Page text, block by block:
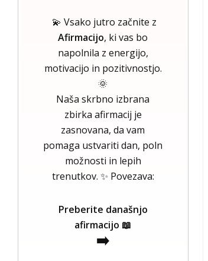
💫 Vsako jutro začnite z
Afirmacijo, ki vas bo
napolnila z energijo,
motivacijo in pozitivnostjo.
🌞
Naša skrbno izbrana
zbirka afirmacij je
zasnovana, da vam
pomaga ustvariti dan, poln
možnosti in lepih
trenutkov. ✨ Povezava:
Preberite današnjo
afirmacijo 📖
➡️